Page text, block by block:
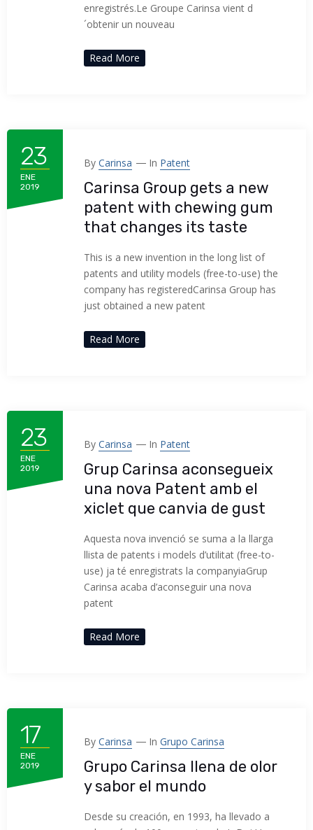
enregistrés.Le Groupe Carinsa vient d
´obtenir un nouveau
Read More
23
ENE
2019
By Carinsa In Patent
Carinsa Group gets a new
patent with chewing gum
that changes its taste
This is a new invention in the long list of
patents and utility models (free-to-use) the
company has registeredCarinsa Group has
just obtained a new patent
Read More
23
ENE
2019
By Carinsa In Patent
Grup Carinsa aconsegueix
una nova Patent amb el
xiclet que canvia de gust
Aquesta nova invenció se suma a la llarga
llista de patents i models d’utilitat (free-to-
use) ja té enregistrats la companyiaGrup
Carinsa acaba d’aconseguir una nova
patent
Read More
17
ENE
2019
By Carinsa In Grupo Carinsa
Grupo Carinsa llena de olor
y sabor el mundo
Desde su creación, en 1993, ha llevado a